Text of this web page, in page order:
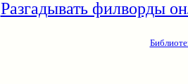
Разгадывать филворды